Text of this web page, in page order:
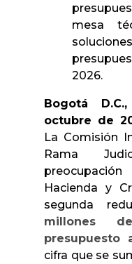
mesa
2026.
Bogotá
octubre de
La Comisión
Rama
Hacienda y
segunda
millones
presupuesto
cifra que se